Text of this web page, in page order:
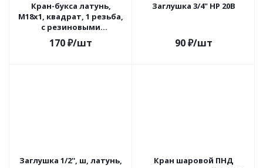
Кран-букса латунь,
M18х1, квадрат, 1 резьба,
с резиновыми
вставками, SPL, SPL 3701
170₽/шт
Заглушка 3/4" НР 20В
90₽/шт
Заглушка 1/2'', ш, латунь,
Кран шаровой ПНД